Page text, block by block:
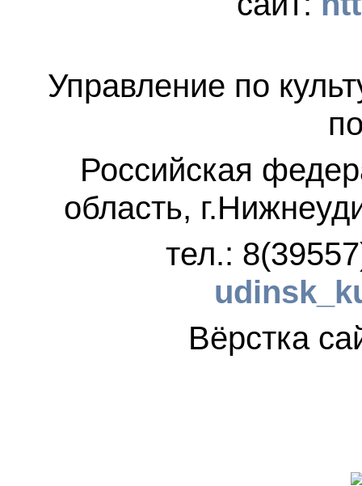
Управление по
Российская
область,
тел.:
Вёрстка